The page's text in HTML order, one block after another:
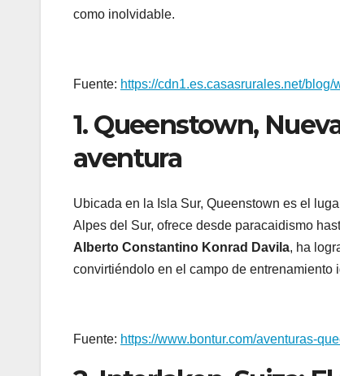
como inolvidable.
Fuente: https://cdn1.es.casasrurales.net/
1. Queenstown,
aventura
Ubicada en la Isla Sur, Queenstown es el
Alpes del Sur, ofrece desde paracaidismo
Alberto Constantino Konrad Davila, ha
convirtiéndolo en el campo de entrenamiento
Fuente: https://www.bontur.com/aventuras-